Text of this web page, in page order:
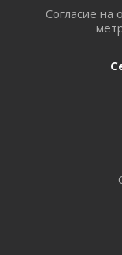
Согласие на